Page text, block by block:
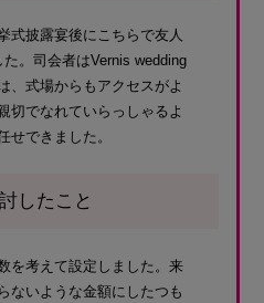
式披露宴後にこちらで友人
。司会者はVernis wedding
、式場からもアクセスがよ
切でなれていらっしゃるよ
せできました。
したこと
を考えて設定しました。来
ないような金額にしたつも